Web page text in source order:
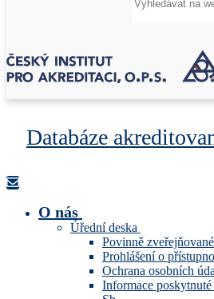
Databáze
O nás
Úřední deska
Povinně
Prohlášení o
Ochrana osobních
Informace